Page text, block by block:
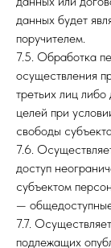
данных будет
поручителем.
7.5. Обработка
осуществления
третьих лиц
целей при
свободы
7.6.
доступ
субъектом
—
7.7.
подлежащих